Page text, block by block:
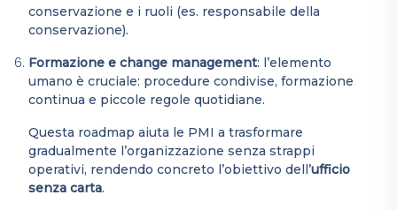
conservazione e i ruoli (es. responsabile della
conservazione).
Formazione e change management: l’elemento
umano è cruciale: procedure condivise, formazione
continua e piccole regole quotidiane.
Questa roadmap aiuta le PMI a trasformare
gradualmente l’organizzazione senza strappi
operativi, rendendo concreto l’obiettivo dell’ufficio
senza carta.